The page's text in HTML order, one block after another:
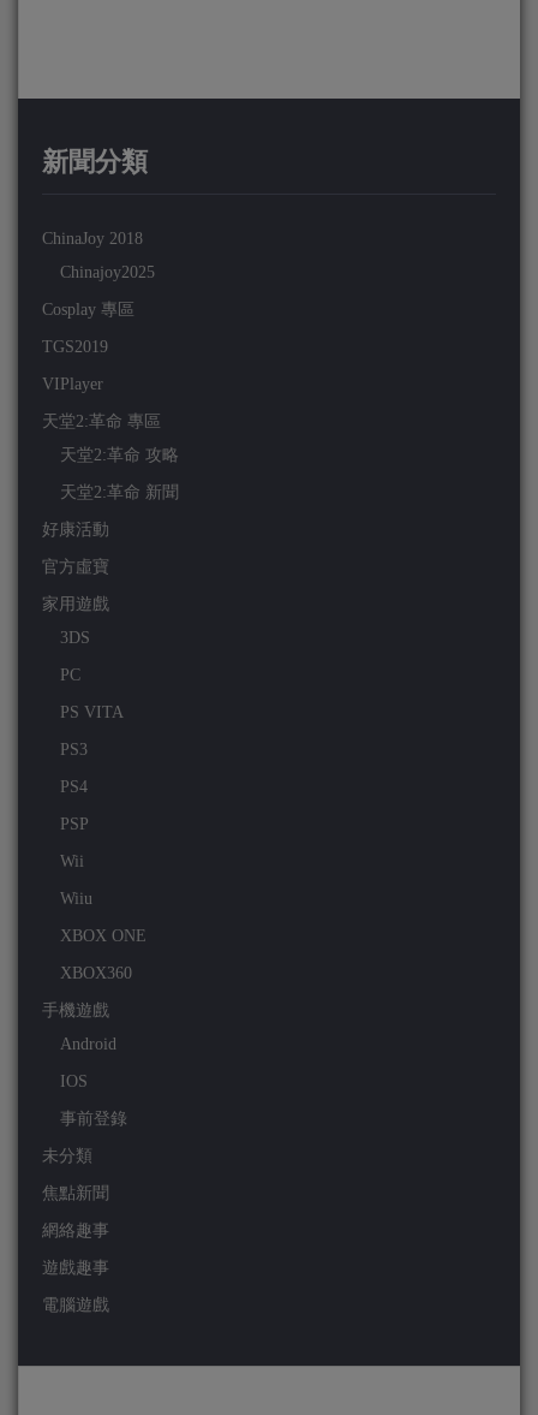
新聞分類
ChinaJoy 2018
Chinajoy2025
Cosplay 專區
TGS2019
VIPlayer
天堂2:革命 專區
天堂2:革命 攻略
天堂2:革命 新聞
好康活動
官方虛寶
家用遊戲
3DS
PC
PS VITA
PS3
PS4
PSP
Wii
Wiiu
XBOX ONE
XBOX360
手機遊戲
Android
IOS
事前登錄
未分類
焦點新聞
網絡趣事
遊戲趣事
電腦遊戲